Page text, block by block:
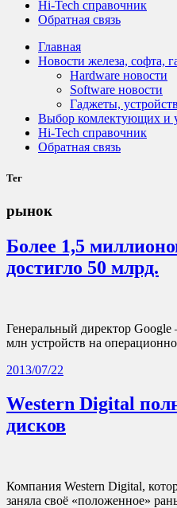
Hi-Tech справочник
Обратная связь
Главная
Новости железа, софта,
Hardware новости
Software новости
Гаджеты,
Выбор комлектующих и
Hi-Tech справочник
Обратная связь
Тег
рынок
Более 1,5
достигло 50 млрд.
Генеральный директор
млн устройств на
2013/07/22
Western Digital
дисков
Компания Western Digital,
заняла своё «положенное»